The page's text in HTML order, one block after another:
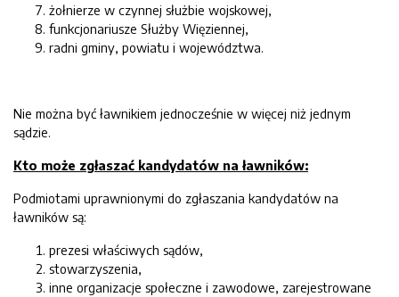
żołnierze w czynnej służbie wojskowej,
funkcjonariusze Służby Więziennej,
radni gminy, powiatu i województwa.
Nie można być ławnikiem jednocześnie w więcej niż jednym
sądzie.
Kto może zgłaszać kandydatów na ławników:
Podmiotami uprawnionymi do zgłaszania kandydatów na
ławników są:
prezesi właściwych sądów,
stowarzyszenia,
inne organizacje społeczne i zawodowe, zarejestrowane